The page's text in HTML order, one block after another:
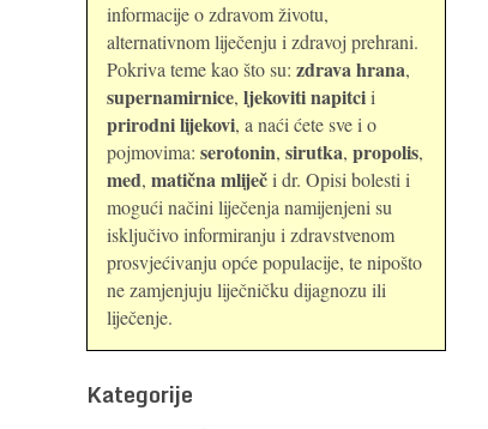
informacije o zdravom životu,
alternativnom liječenju i zdravoj prehrani.
Pokriva teme kao što su: zdrava hrana,
supernamirnice, ljekoviti napitcii
prirodni lijekovi, a naći ćete sve i o
pojmovima: serotonin, sirutka, propolis,
med, matična mliječi dr. Opisi bolesti i
mogući načini liječenja namijenjeni su
isključivo informiranju i zdravstvenom
prosvjećivanju opće populacije, te nipošto
ne zamjenjuju liječničku dijagnozu ili
liječenje.
Kategorije